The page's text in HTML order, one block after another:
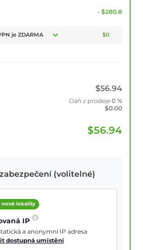
- $280.8
je ZDARMA $0
$56.94
Daň z prodeje 0 %
$0.00
$56.94
(volitelné)
nové lokality
IP
a anonymní IP adresa
dostupná umístění